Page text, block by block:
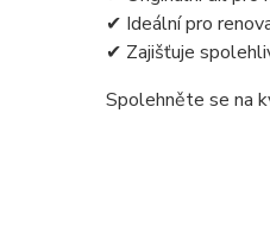
✔ Ideální pro
✔ Zajišťuje
Spolehněte se na